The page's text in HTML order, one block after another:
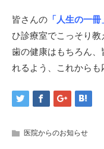
皆さんの 「⼈⽣の⼀冊
ひ診療室でこっそり教
⻭の健康はもちろん
れるよう、これからも
医院からのお知らせ